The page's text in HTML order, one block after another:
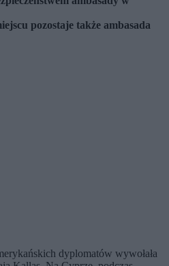
pozostaje także ambasada
dyplomatów wywołała